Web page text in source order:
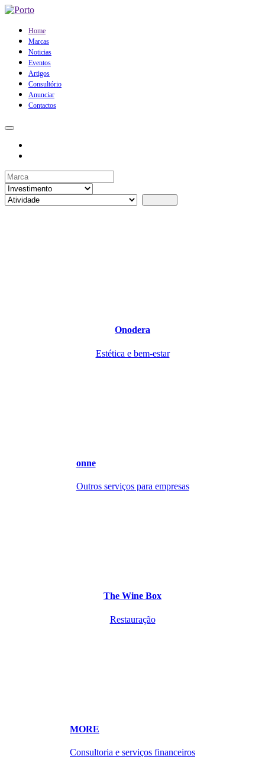
Home
Marcas
Noticias
Eventos
Artigos
Consultório
Anunciar
Contactos
Onodera
Estética e bem-estar
onne
Outros serviços para empresas
The Wine Box
Restauração
MORE
Consultoria e serviços financeiros